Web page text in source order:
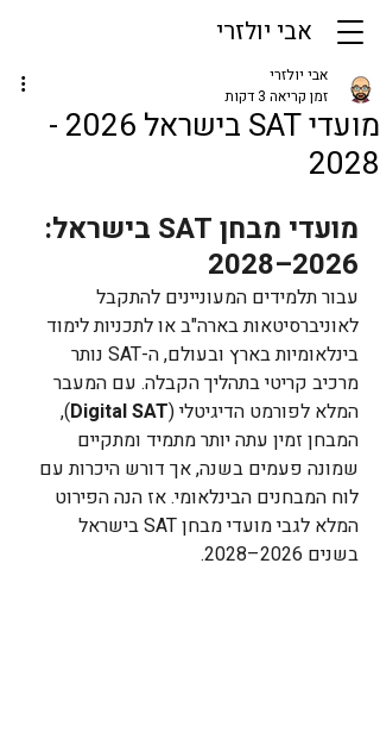
אבי יולזרי
מועדי SAT בישראל 2026 -
2028
אבי יולזרי
זמן קריאה 3 דקות
מועדי מבחן SAT בישראל:
2026–2028
עבור תלמידים המעוניינים להתקבל
לאוניברסיטאות בארה"ב או לתכניות לימוד
בינלאומיות בארץ ובעולם, ה-SAT נותר
מרכיב קריטי בתהליך הקבלה. עם המעבר
המלא לפורמט הדיגיטלי (Digital SAT
),
המבחן זמין עתה יותר מתמיד ומתקיים
שמונה פעמים בשנה, אך דורש היכרות עם
לוח המבחנים הבינלאומי. אז הנה הפירוט
המלא לגבי מועדי מבחן SAT בישראל
בשנים 2026–2028.